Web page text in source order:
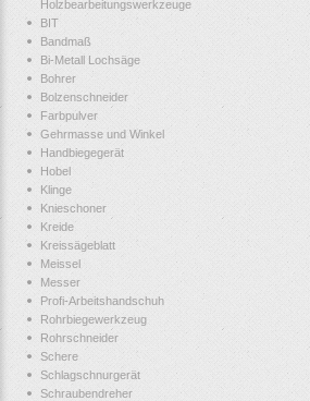
Holzbearbeitungswerkzeuge
BIT
Bandmaß
Bi-Metall Lochsäge
Bohrer
Bolzenschneider
Farbpulver
Gehrmasse und Winkel
Handbiegegerät
Hobel
Klinge
Knieschoner
Kreide
Kreissägeblatt
Meissel
Messer
Profi-Arbeitshandschuh
Rohrbiegewerkzeug
Rohrschneider
Schere
Schlagschnurgerät
Schraubendreher